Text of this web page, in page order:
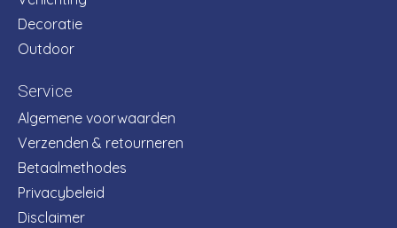
Decoratie
Outdoor
Service
Algemene voorwaarden
Verzenden & retourneren
Betaalmethodes
Privacybeleid
Disclaimer